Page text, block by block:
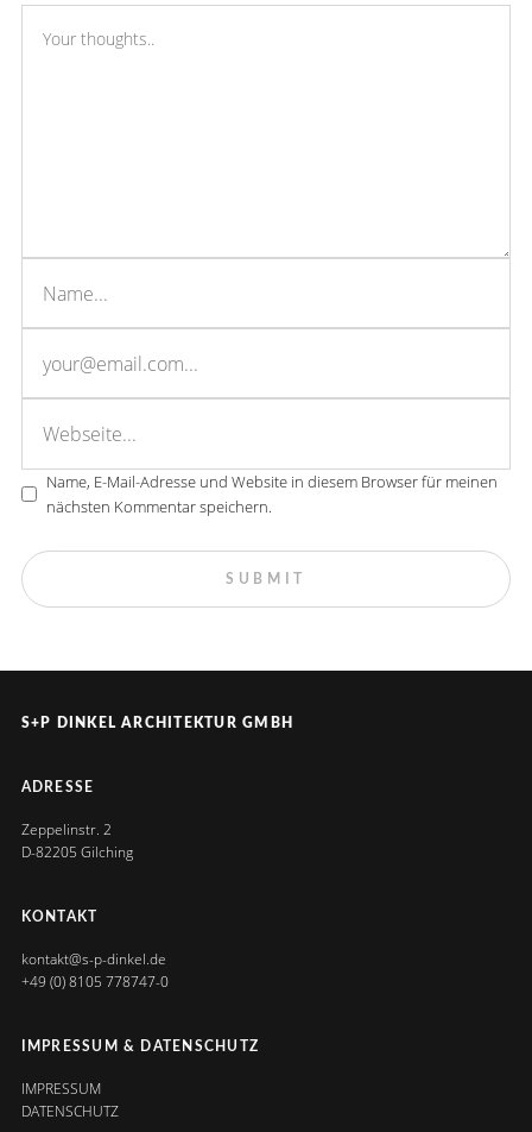
Name, E-Mail-Adresse und Website in diesem Browser für meinen
nächsten Kommentar speichern.
S+P DINKEL ARCHITEKTUR GMBH
ADRESSE
Zeppelinstr. 2
D-82205 Gilching
KONTAKT
kontakt@s-p-dinkel.de
+49 (0) 8105 778747-0
IMPRESSUM & DATENSCHUTZ
IMPRESSUM
DATENSCHUTZ